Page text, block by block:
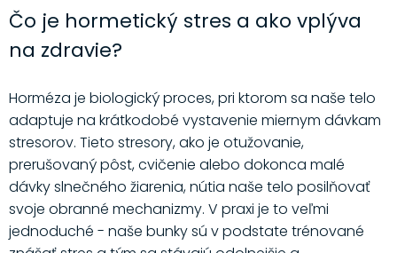
Čo je hormetický stres a ako vplýva
na zdravie?
Horméza je biologický proces, pri ktorom sa naše telo
adaptuje na krátkodobé vystavenie miernym dávkam
stresorov. Tieto stresory, ako je otužovanie,
prerušovaný pôst, cvičenie alebo dokonca malé
dávky slnečného žiarenia, nútia naše telo posilňovať
svoje obranné mechanizmy. V praxi je to veľmi
jednoduché - naše bunky sú v podstate trénované